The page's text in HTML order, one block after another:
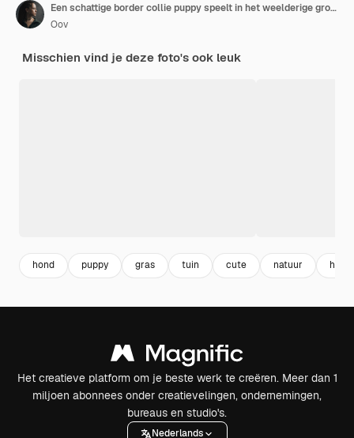
Een schattige border collie puppy speelt in het weelderige groene gras en belichaamt de geest van hondengezelschap.
Oov
Misschien vind je deze foto's ook leuk
hond puppy gras tuin cute natuur
Het creatieve platform om je beste werk te creëren. Meer dan 1
miljoen abonnees onder creatievelingen, ondernemingen,
bureaus en studio's.
Nederlands